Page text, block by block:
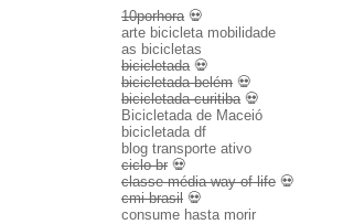
10porhora💀
arte bicicleta mobilidade
as bicicletas
bicicletada💀
bicicletada belém 💀
bicicletada curitiba💀
Bicicletada de Maceió
bicicletada df
blog transporte ativo
ciclo br 💀
classe média way of life 💀
cmi brasil 💀
consume hasta morir